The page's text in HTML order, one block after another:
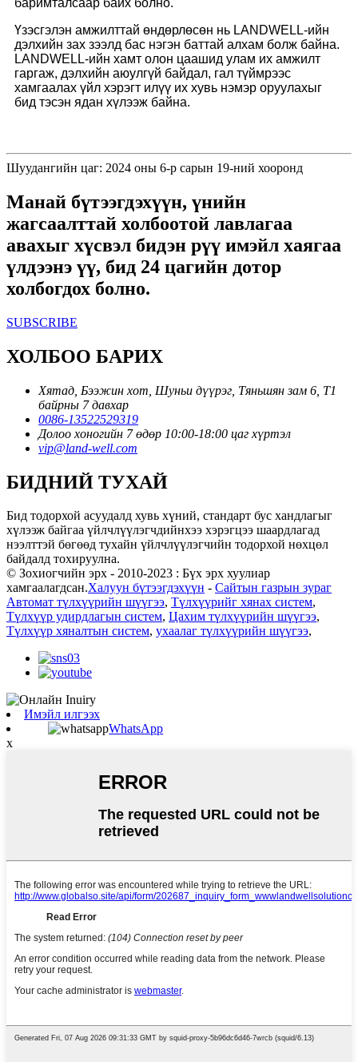
баримталсаар байх болно.
Үзэсгэлэн амжилттай өндөрлөсөн нь LANDWELL-ийн
дэлхийн зах зээлд бас нэгэн баттай алхам болж байна.
LANDWELL-ийн хамт олон цаашид улам их амжилт
гаргаж, дэлхийн аюулгүй байдал, гал түймрээс
хамгаалах үйл хэрэгт илүү их хувь нэмэр оруулахыг
бид тэсэн ядан хүлээж байна.
Шуудангийн цаг: 2024 оны 6-р сарын 19-ний хооронд
Манай бүтээгдэхүүн, үнийн
жагсаалттай холбоотой лавлагаа
авахыг хүсвэл бидэн рүү имэйл хаягаа
үлдээнэ үү, бид 24 цагийн дотор
холбогдох болно.
SUBSCRIBE
ХОЛБОО БАРИХ
Хятад, Бээжин хот, Шуньи дүүрэг, Тяньшян зам 6, Т1
байрны 7 давхар
0086-13522529319
Долоо хоногийн 7 өдөр 10:00-18:00 цаг хүртэл
vip@land-well.com
БИДНИЙ ТУХАЙ
Бид тодорхой асуудалд хувь хүний, стандарт бус хандлагыг
хүлээж байгаа үйлчлүүлэгчдийнхээ хэрэгцээ шаардлагад
нээлттэй бөгөөд тухайн үйлчлүүлэгчийн тодорхой нөхцөл
байдалд тохируулна.
© Зохиогчийн эрх - 2010-2023 : Бүх эрх хуулиар
хамгаалагдсан.Халуун бүтээгдэхүүн - Сайтын газрын зураг
Автомат түлхүүрийн шүүгээ, Түлхүүрийг хянах систем,
Түлхүүр удирдлагын систем, Цахим түлхүүрийн шүүгээ,
Түлхүүр хяналтын систем, ухаалаг түлхүүрийн шүүгээ,
Имэйл илгээх
WhatsApp
x